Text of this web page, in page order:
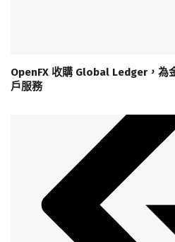
OpenFX 收購 Global Ledger，為
戶服務